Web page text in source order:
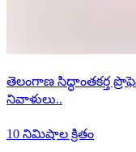
తెలంగాణ సిద్ధాంతకర్త
నివాళులు..
10 నిమిషాల క్రితం